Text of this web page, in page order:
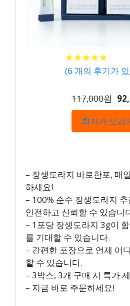
★★★★★
★★★★★
(6 개의 후기가
117,000원
최저가 보러
– 장생도라지 바로한포, 매
하세요!
– 100% 순수 장생도라지
안전하고 신뢰할 수 있습니
– 1포당 장생도라지 3g이
를 기대할 수 있습니다.
– 간편한 포장으로 언제 어
할 수 있습니다.
– 3박스, 3개 구매 시 특가
– 지금 바로 주문하세요!